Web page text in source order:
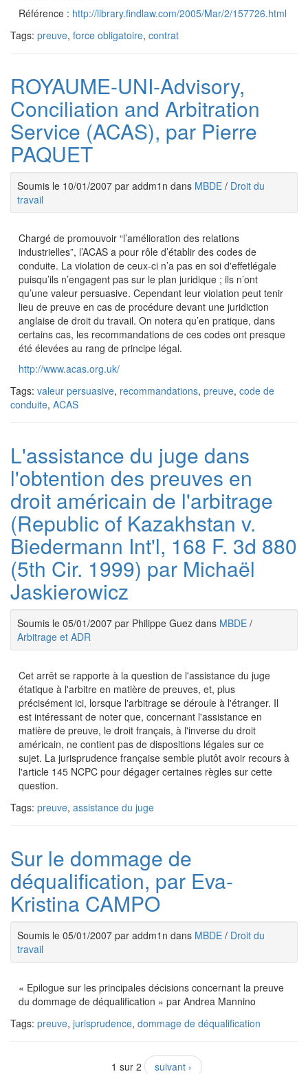
Référence : http://library.findlaw.com/2005/Mar/2/157726.html
Tags: preuve, force obligatoire, contrat
ROYAUME-UNI-Advisory,
Conciliation and Arbitration
Service (ACAS), par Pierre
PAQUET
Soumis le 10/01/2007 par addm1n dans MBDE / Droit du
travail
Chargé de promouvoir “l’amélioration des relations
industrielles”, l’ACAS a pour rôle d’établir des codes de
conduite. La violation de ceux-ci n’a pas en soi d'effetlégale
puisqu’ils n’engagent pas sur le plan juridique ; ils n’ont
qu’une valeur persuasive. Cependant leur violation peut tenir
lieu de preuve en cas de procédure devant une juridiction
anglaise de droit du travail. On notera qu’en pratique, dans
certains cas, les recommandations de ces codes ont presque
été élevées au rang de principe légal.
http://www.acas.org.uk/
Tags: valeur persuasive, recommandations, preuve, code de
conduite, ACAS
L'assistance du juge dans
l'obtention des preuves en
droit américain de l'arbitrage
(Republic of Kazakhstan v.
Biedermann Int'l, 168 F. 3d 880
(5th Cir. 1999) par Michaël
Jaskierowicz
Soumis le 05/01/2007 par Philippe Guez dans MBDE /
Arbitrage et ADR
Cet arrêt se rapporte à la question de l'assistance du juge
étatique à l'arbitre en matière de preuves, et, plus
précisément ici, lorsque l'arbitrage se déroule à l'étranger. Il
est intéressant de noter que, concernant l'assistance en
matière de preuve, le droit français, à l'inverse du droit
américain, ne contient pas de dispositions légales sur ce
sujet. La jurisprudence française semble plutôt avoir recours à
l'article 145 NCPC pour dégager certaines règles sur cette
question.
Tags: preuve, assistance du juge
Sur le dommage de
déqualification, par Eva-
Kristina CAMPO
Soumis le 05/01/2007 par addm1n dans MBDE / Droit du
travail
« Epilogue sur les principales décisions concernant la preuve
du dommage de déqualification » par Andrea Mannino
Tags: preuve, jurisprudence, dommage de déqualification
1 sur 2 suivant ›